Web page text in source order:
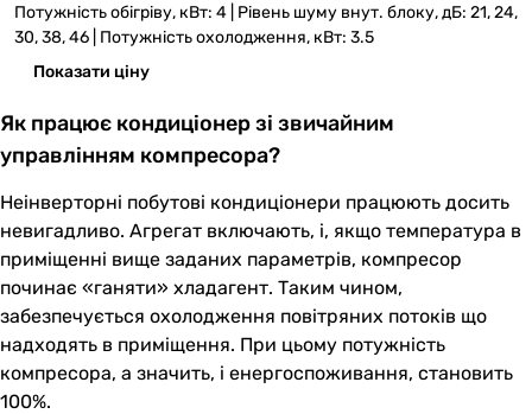
Потужність обігріву, кВт: 4 | Рівень шуму внут. блоку, дБ: 21, 24,
30, 38, 46 | Потужність охолодження, кВт: 3.5
Показати ціну
Як працює кондиціонер зі звичайним
управлінням компресора?
Неінверторні побутові кондиціонери працюють досить
невигадливо. Агрегат включають, і, якщо температура в
приміщенні вище заданих параметрів, компресор
починає «ганяти» хладагент. Таким чином,
забезпечується охолодження повітряних потоків що
надходять в приміщення. При цьому потужність
компресора, а значить, і енергоспоживання, становить
100%.